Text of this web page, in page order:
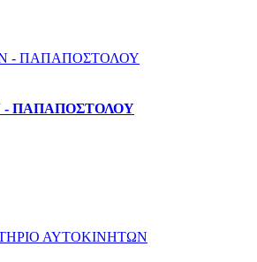
- ΠΑΠΑΠΟΣΤΟΛΟΥ